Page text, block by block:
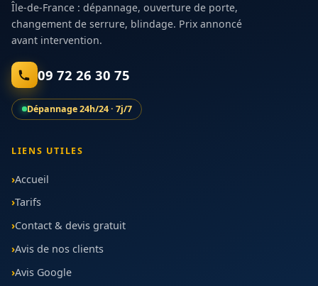
Île-de-France : dépannage, ouverture de porte,
changement de serrure, blindage. Prix annoncé
avant intervention.
09 72 26 30 75
Dépannage 24h/24 · 7j/7
LIENS UTILES
Accueil
Tarifs
Contact & devis gratuit
Avis de nos clients
Avis Google